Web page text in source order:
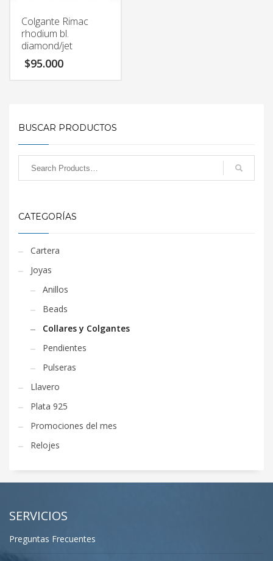
Colgante Rimac
rhodium bl.
diamond/jet
$95.000
BUSCAR PRODUCTOS
CATEGORÍAS
Cartera
Joyas
Anillos
Beads
Collares y Colgantes
Pendientes
Pulseras
Llavero
Plata 925
Promociones del mes
Relojes
SERVICIOS
Preguntas Frecuentes